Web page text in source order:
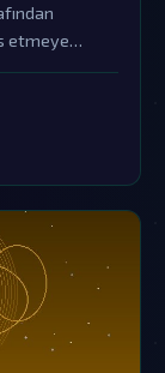
etmeye
Bu efsane,